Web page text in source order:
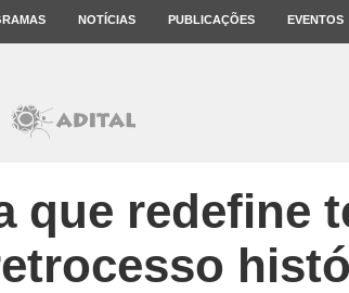
NOTÍCIAS PUBLICAÇÕES EVENTOS
que redefine